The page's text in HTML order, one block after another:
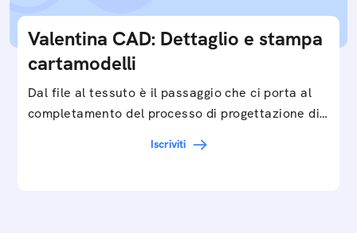
Valentina CAD: Dettaglio e stampa
cartamodelli
Dal file al tessuto è il passaggio che ci porta al
completamento del processo di progettazione di
Iscriviti